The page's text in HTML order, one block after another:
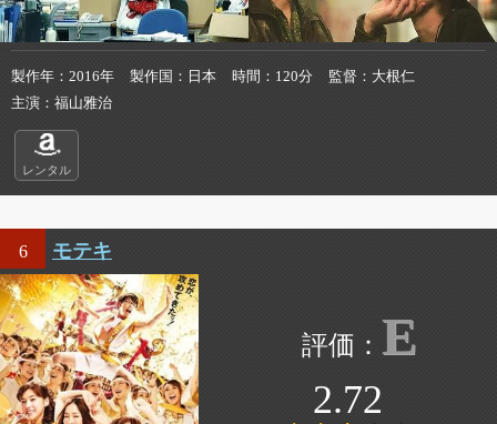
製作年 2016年 製作国 日本 時間 120分 監督
大根仁
主演
福山雅治
レンタル
6 モテキ
E
2.72